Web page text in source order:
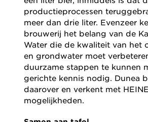
productieprocessen
meer dan drie liter. Evenzeer
brouwerij het belang van de
Water die de kwaliteit van het
en grondwater moet
duurzame stappen te kunnen
gerichte kennis nodig. Dunea
daarover en verkent met
mogelijkheden.